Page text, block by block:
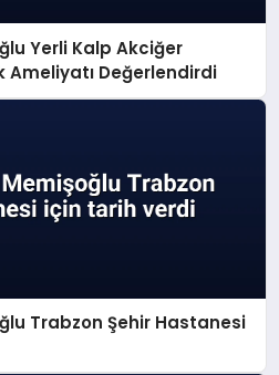
Yerli Kalp Akciğer
Ameliyatı Değerlendirdi
Trabzon Şehir Hastanesi